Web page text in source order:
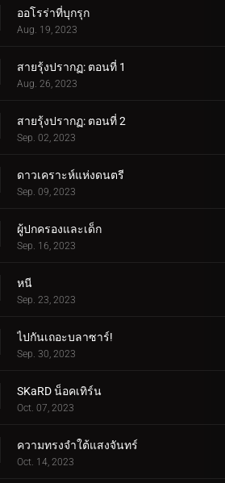
ออโรร่าที่บุกรุก
Aug. 19, 2023
สายรุ้งปรากฏ: ตอนที่ 1
Aug. 26, 2023
สายรุ้งปรากฏ: ตอนที่ 2
Sep. 02, 2023
ดาวเคราะห์แห่งดนตรี
Sep. 09, 2023
ผู้ปกครองและเด็ก
Sep. 16, 2023
หนี
Sep. 23, 2023
ไปกันเถอะบลาซาร์!
Sep. 30, 2023
SKaRD น็อคเทิร์น
Oct. 07, 2023
ความทรงจำใต้แสงจันทร์
Oct. 14, 2023